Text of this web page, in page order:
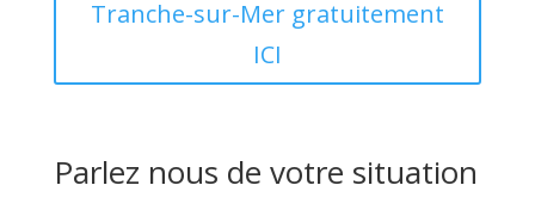
Tranche-sur-Mer gratuitement
ICI
Parlez nous de votre situation